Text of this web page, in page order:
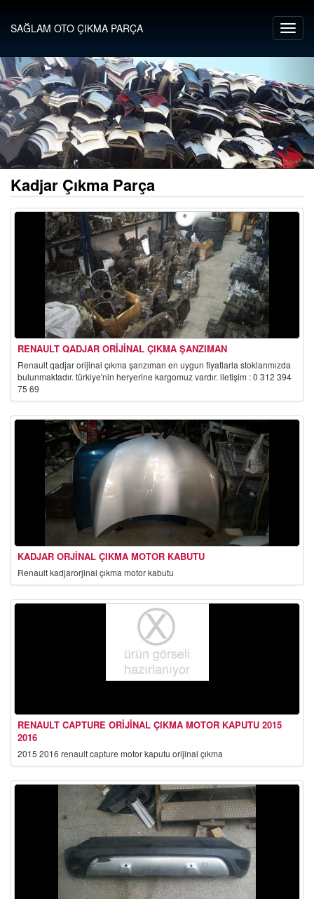
SAĞLAM OTO ÇIKMA PARÇA
Kadjar Çıkma Parça
RENAULT QADJAR ORIJINAL ÇIKMA ŞANZIMAN
renault qadjar orijinal çıkma şanzıman en uygun fiyatlarla stoklarımızda
bulunmaktadır. türkiye'nin heryerine kargomuz vardır. i̇letişim : 0 312 394
75 69
KADJAR ORJINAL ÇIKMA MOTOR KABUTU
renault kadjarorjinal çıkma motor kabutu
RENAULT CAPTURE ORIJINAL ÇIKMA MOTOR KAPUTU 2015
2016
2015 2016 renault capture motor kaputu orijinal çıkma